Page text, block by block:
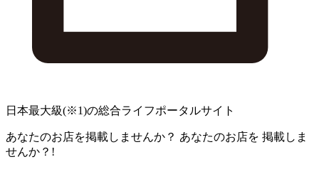
日本最大級(※1)の総合ライフポータルサイト
あなたのお店を掲載しませんか？ あなたのお店を 掲載しま
せんか？!